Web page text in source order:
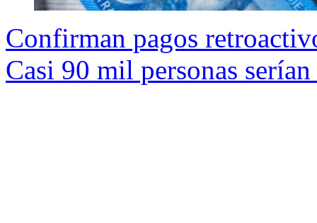
Confirman pagos
Casi 90 mil personas